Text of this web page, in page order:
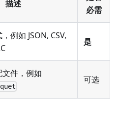
描述
必需
例如 JSON, CSV,
是
件，例如
可选